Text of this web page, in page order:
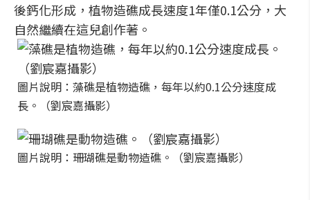
後鈣化形成，植物造礁成長速度1年僅0.1公分，大
自然繼續在這兒創作著。
圖片說明：藻礁是植物造礁，每年以約0.1公分速度成
長。（劉宸嘉攝影）
圖片說明：珊瑚礁是動物造礁。（劉宸嘉攝影）